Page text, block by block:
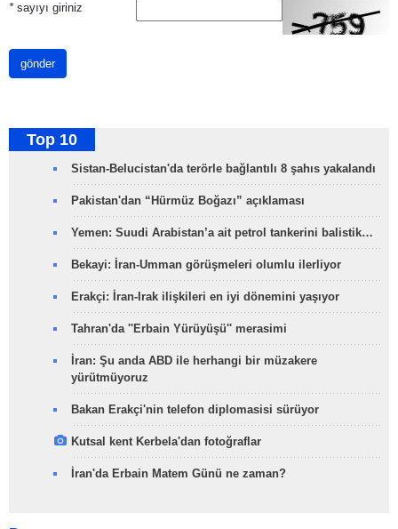
*sayıyı giriniz
gönder
Top 10
Sistan-Belucistan'da terörle bağlantılı 8 şahıs yakalandı
Pakistan'dan “Hürmüz Boğazı” açıklaması
Yemen: Suudi Arabistan’a ait petrol tankerini balistik…
Bekayi: İran-Umman görüşmeleri olumlu ilerliyor
Erakçi: İran-Irak ilişkileri en iyi dönemini yaşıyor
Tahran'da ''Erbain Yürüyüşü'' merasimi
İran: Şu anda ABD ile herhangi bir müzakere
yürütmüyoruz
Bakan Erakçi'nin telefon diplomasisi sürüyor
Kutsal kent Kerbela'dan fotoğraflar
İran'da Erbain Matem Günü ne zaman?